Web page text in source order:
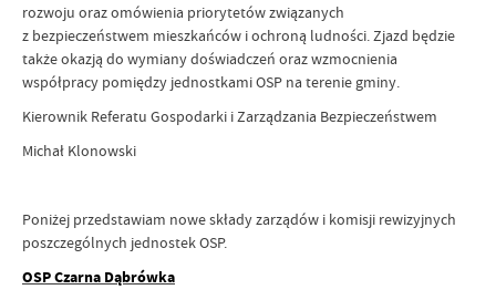
rozwoju oraz omówienia priorytetów związanych
z bezpieczeństwem mieszkańców i ochroną ludności. Zjazd będzie
także okazją do wymiany doświadczeń oraz wzmocnienia
współpracy pomiędzy jednostkami OSP na terenie gminy.
Kierownik Referatu Gospodarki i Zarządzania Bezpieczeństwem
Michał Klonowski
Poniżej przedstawiam nowe składy zarządów i komisji rewizyjnych
poszczególnych jednostek OSP.
OSP Czarna Dąbrówka